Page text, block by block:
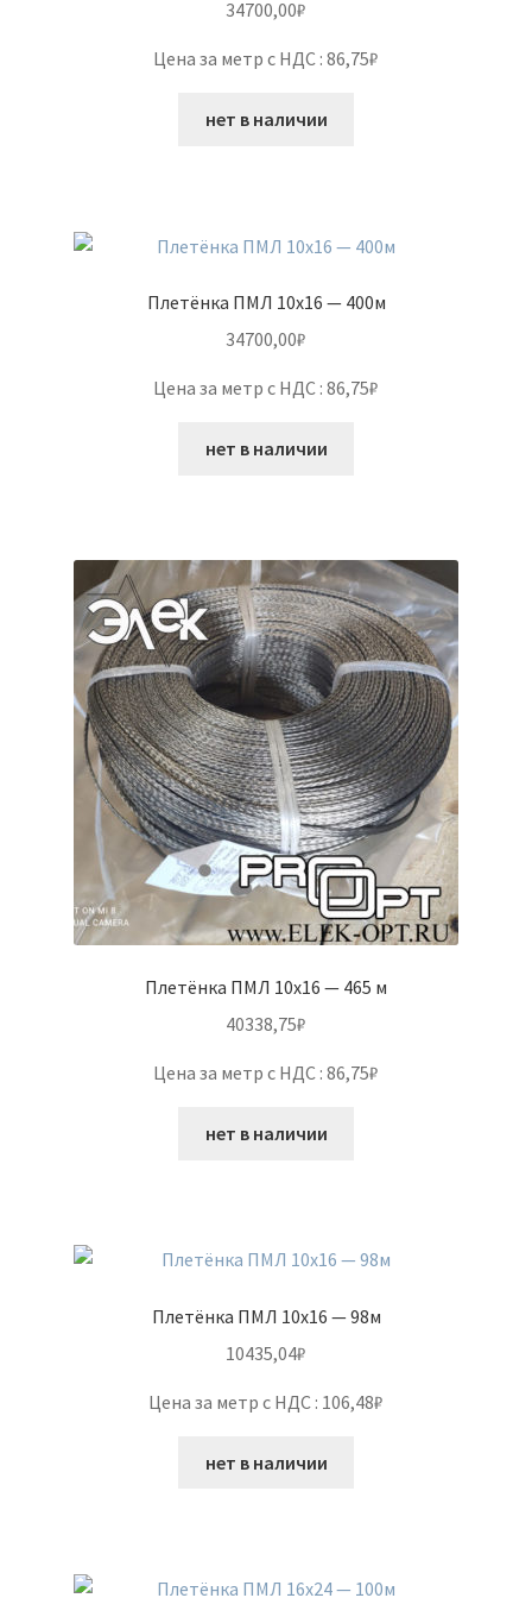
34700,00₽
Цена за метр с НДС : 86,75₽
нет в наличии
Плетёнка ПМЛ 10х16 — 400м
34700,00₽
Цена за метр с НДС : 86,75₽
нет в наличии
Плетёнка ПМЛ 10х16 — 465 м
40338,75₽
Цена за метр с НДС : 86,75₽
нет в наличии
Плетёнка ПМЛ 10х16 — 98м
10435,04₽
Цена за метр с НДС : 106,48₽
нет в наличии